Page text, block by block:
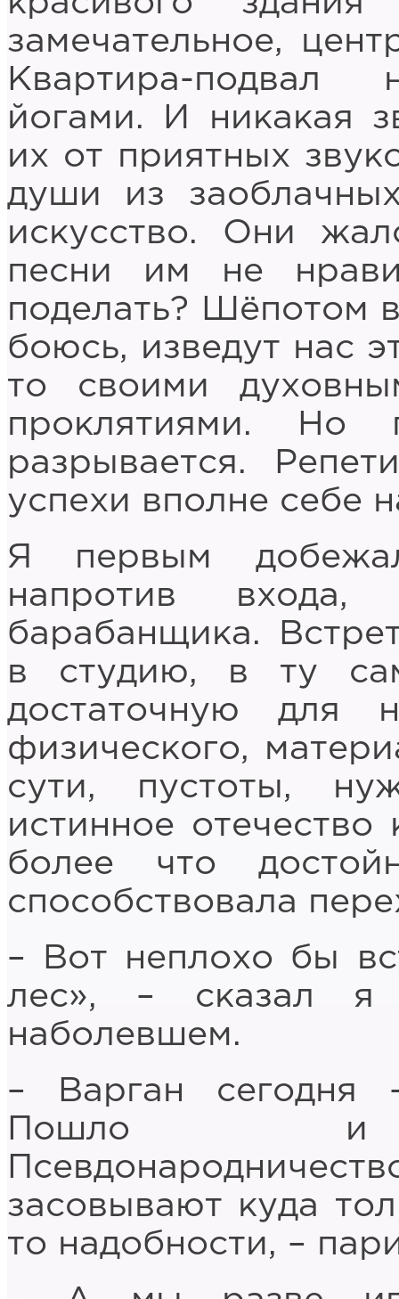
замечательное,
Квартира-подвал
йогами. И никакая
их от приятных
души из
искусство. Они
песни им не
поделать? Шёпотом
боюсь, изведут нас
то своими
проклятиями. Но
разрывается.
успехи вполне себе
Я первым
напротив
барабанщика.
в студию, в ту
достаточную для
физического,
сути, пустоты,
истинное
более что
способствовала
– Вот неплохо бы
лес», – сказал
наболевшем.
– Варган сегодня
Пошло и
засовывают куда
то надобности, –